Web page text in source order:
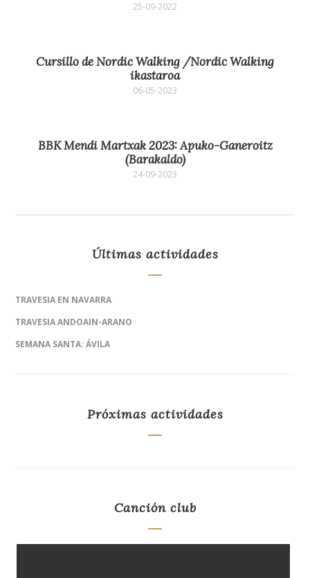
25-09-2022
Cursillo de Nordic Walking /Nordic Walking
ikastaroa
06-05-2023
BBK Mendi Martxak 2023: Apuko-Ganeroitz
(Barakaldo)
24-09-2023
Últimas actividades
TRAVESIA EN NAVARRA
TRAVESIA ANDOAIN-ARANO
SEMANA SANTA: ÁVILA
Próximas actividades
Canción club